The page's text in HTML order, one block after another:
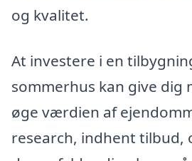
og kvalitet.
At investere i en
sommerhus kan give dig
øge værdien af
research, indhent tilbud,